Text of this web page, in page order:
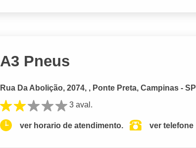
A3 Pneus
Rua Da Abolição, 2074, , Ponte Preta, Campinas - SP
3 aval.
ver horario de atendimento. ver telefone